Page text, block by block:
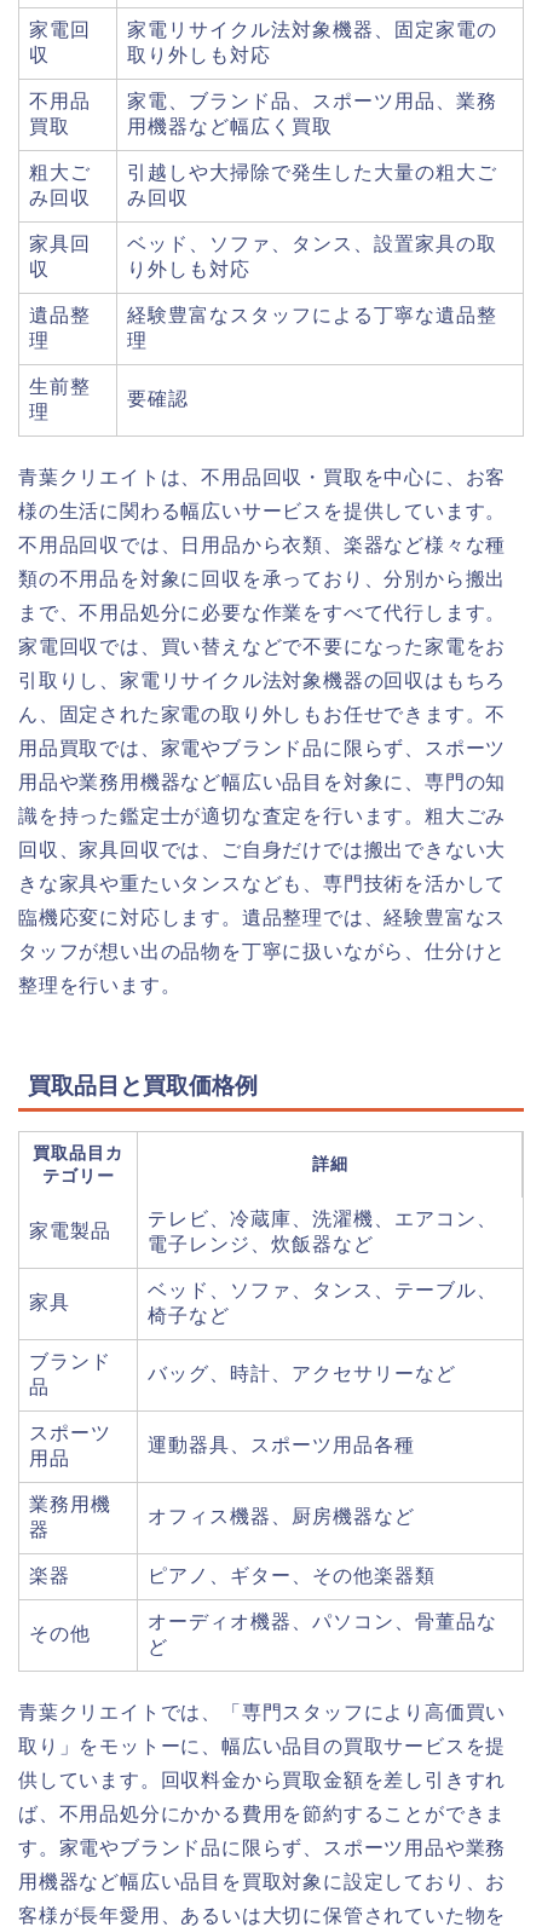
家電回
収
家電リサイクル法対象機器、固定家電の
取り外しも対応
不用品
買取
家電、ブランド品、スポーツ用品、業務
用機器など幅広く買取
粗大ご
み回収
引越しや大掃除で発生した大量の粗大ご
み回収
家具回
収
ベッド、ソファ、タンス、設置家具の取
り外しも対応
遺品整
理
経験豊富なスタッフによる丁寧な遺品整
理
生前整
理
要確認
青葉クリエイトは、不用品回収・買取を中心に、お客
様の生活に関わる幅広いサービスを提供しています。
不用品回収では、日用品から衣類、楽器など様々な種
類の不用品を対象に回収を承っており、分別から搬出
まで、不用品処分に必要な作業をすべて代行します。
家電回収では、買い替えなどで不要になった家電をお
引取りし、家電リサイクル法対象機器の回収はもちろ
ん、固定された家電の取り外しもお任せできます。不
用品買取では、家電やブランド品に限らず、スポーツ
用品や業務用機器など幅広い品目を対象に、専門の知
識を持った鑑定士が適切な査定を行います。粗大ごみ
回収、家具回収では、ご自身だけでは搬出できない大
きな家具や重たいタンスなども、専門技術を活かして
臨機応変に対応します。遺品整理では、経験豊富なス
タッフが想い出の品物を丁寧に扱いながら、仕分けと
整理を行います。
買取品目と買取価格例
買取品目カ
テゴリー
詳細
家電製品
テレビ、冷蔵庫、洗濯機、エアコン、
電子レンジ、炊飯器など
家具
ベッド、ソファ、タンス、テーブル、
椅子など
ブランド
品
バッグ、時計、アクセサリーなど
スポーツ
用品
運動器具、スポーツ用品各種
業務用機
器
オフィス機器、厨房機器など
楽器 ピアノ、ギター、その他楽器類
その他
オーディオ機器、パソコン、骨董品な
ど
青葉クリエイトでは、「専門スタッフにより高価買い
取り」をモットーに、幅広い品目の買取サービスを提
供しています。回収料金から買取金額を差し引きすれ
ば、不用品処分にかかる費用を節約することができま
す。家電やブランド品に限らず、スポーツ用品や業務
用機器など幅広い品目を買取対象に設定しており、お
客様が長年愛用、あるいは大切に保管されていた物を